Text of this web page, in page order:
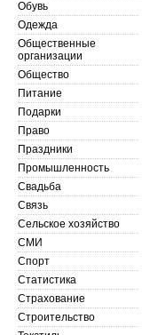
Обувь
Одежда
Общественные
организации
Общество
Питание
Подарки
Право
Праздники
Промышленность
Свадьба
Связь
Сельское хозяйство
СМИ
Спорт
Статистика
Страхование
Строительство